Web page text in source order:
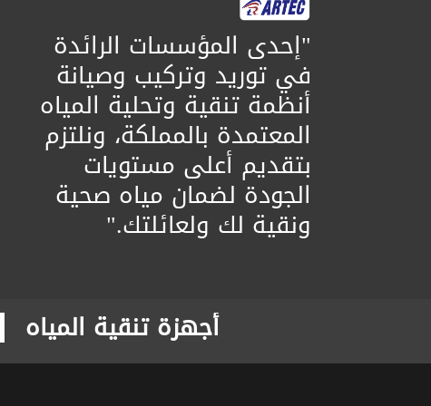
​"إحدى المؤسسات الرائدة
في توريد وتركيب وصيانة
أنظمة تنقية وتحلية المياه
المعتمدة بالمملكة، ونلتزم
بتقديم أعلى مستويات
الجودة لضمان مياه صحية
ونقية لك ولعائلتك."
أجهزة تنقية المياه